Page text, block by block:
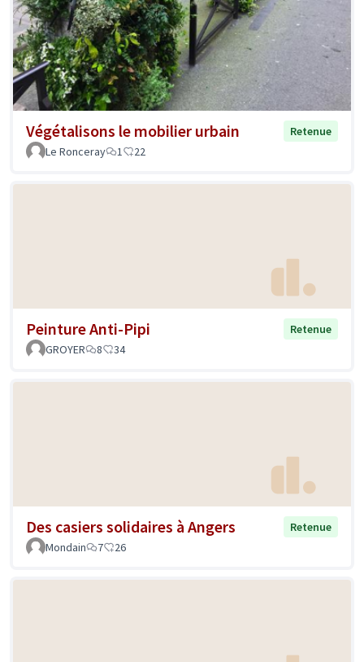
Végétalisons le mobilier urbain
Retenue
Le Ronceray
1 22
Peinture Anti-Pipi
Retenue
GROYER
8 34
Des casiers solidaires à Angers
Retenue
Mondain
7 26